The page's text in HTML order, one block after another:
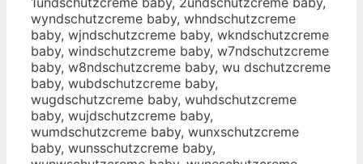
wyndschutzcreme baby, whndschutzcreme
baby, wjndschutzcreme baby, wkndschutzcreme
baby, windschutzcreme baby, w7ndschutzcreme
baby, w8ndschutzcreme baby, wu dschutzcreme
baby, wubdschutzcreme baby,
wugdschutzcreme baby, wuhdschutzcreme
baby, wujdschutzcreme baby,
wumdschutzcreme baby, wunxschutzcreme
baby, wunsschutzcreme baby,